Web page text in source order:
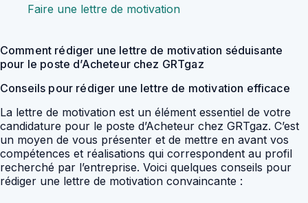
Faire une lettre de motivation
Comment rédiger une lettre de motivation séduisante
pour le poste d’Acheteur chez GRTgaz
Conseils pour rédiger une lettre de motivation efficace
La lettre de motivation est un élément essentiel de votre
candidature pour le poste d’Acheteur chez GRTgaz. C’est
un moyen de vous présenter et de mettre en avant vos
compétences et réalisations qui correspondent au profil
recherché par l’entreprise. Voici quelques conseils pour
rédiger une lettre de motivation convaincante :